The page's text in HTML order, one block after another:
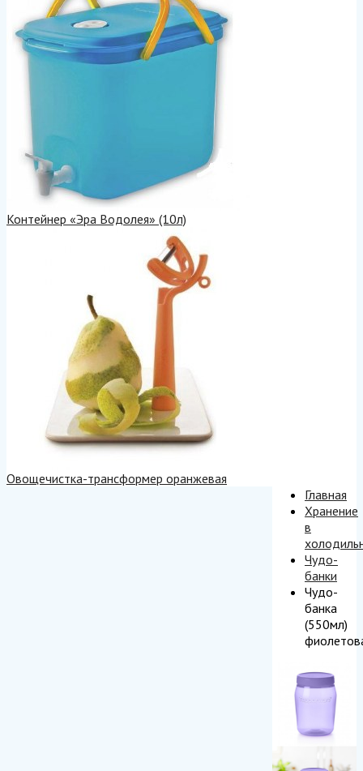
Контейнер «Эра Водолея» (10л)
Овощечистка-трансформер оранжевая
Главная
Хранение
в
Чудо-
банки
Чудо-
банка
(550мл)